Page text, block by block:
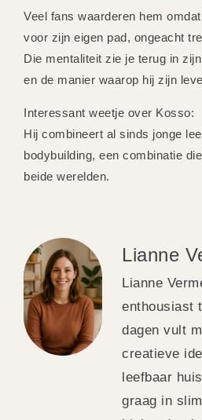
Veel fans waarderen hem
voor zijn eigen pad, ongeacht
Die mentaliteit zie je terug in
en de manier waarop hij zijn
Interessant weetje over Kosso:
Hij combineert al sinds jonge
bodybuilding, een combinatie
beide werelden.
Lianne
Lianne
enthousiast
dagen vult
creatieve
leefbaar
graag in